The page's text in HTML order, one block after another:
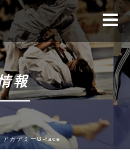
報
アカデミーG-face